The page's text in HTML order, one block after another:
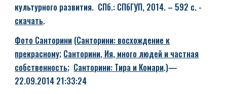
культурного развития. СПб.: СПбГУП, 2014. – 592 с. -
скачать.
Фото Санторини (Санторини: восхождение к
прекрасному; Санторини, Ия, много людей и частная
собственность; Санторини: Тира и Комари.)—
22.09.2014 21:33:24